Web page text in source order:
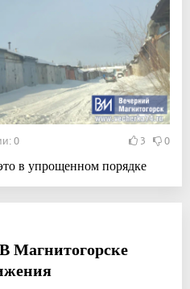
0 3 0
в упрощенном порядке
Магнитогорске